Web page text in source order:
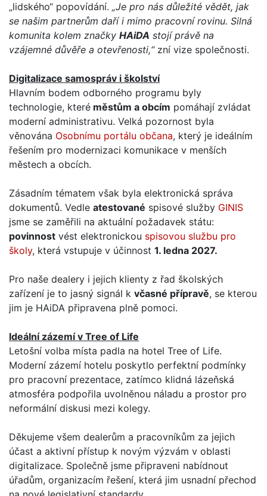
„lidského“ popovídání. „Je pro nás důležité vědět, jak
se našim partnerům daří i mimo pracovní rovinu. Silná
komunita kolem značky HAiDA stojí právě na
vzájemné důvěře a otevřenosti,“zní vize společnosti.
Digitalizace samospráv i školství
Hlavním bodem odborného programu byly
technologie, které městům a obcím pomáhají zvládat
moderní administrativu. Velká pozornost byla
věnována Osobnímu portálu občana, který je ideálním
řešením pro modernizaci komunikace v menších
městech a obcích.
Zásadním tématem však byla elektronická správa
dokumentů. Vedle atestované spisové služby GINIS
jsme se zaměřili na aktuální požadavek státu:
povinnost vést elektronickou spisovou službu pro
školy, která vstupuje v účinnost 1. ledna 2027.
Pro naše dealery i jejich klienty z řad školských
zařízení je to jasný signál k včasné přípravě, se kterou
jim je HAiDA připravena plně pomoci.
Ideální zázemí v Tree of Life
Letošní volba místa padla na hotel Tree of Life.
Moderní zázemí hotelu poskytlo perfektní podmínky
pro pracovní prezentace, zatímco klidná lázeňská
atmosféra podpořila uvolněnou náladu a prostor pro
neformální diskusi mezi kolegy.
Děkujeme všem dealerům a pracovníkům za jejich
účast a aktivní přístup k novým výzvám v oblasti
digitalizace. Společně jsme připraveni nabídnout
úřadům, organizacím řešení, která jim usnadní přechod